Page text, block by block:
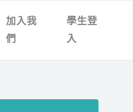
加入我
們
學生登
入